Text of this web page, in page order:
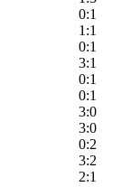
0:1
1:1
0:1
3:1
0:1
0:1
3:0
3:0
0:2
3:2
2:1